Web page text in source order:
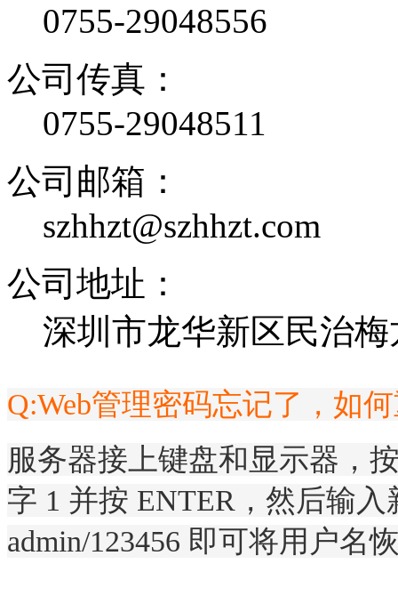
0755-29048556
公司传真：
0755-29048511
公司邮箱：
szhhzt@szhhzt.com
公司地址：
深圳市龙华新区民治
Q:Web管理密码忘记了，如
服务器接上键盘和显示器，
字 1 并按 ENTER，然后输
admin/123456 即可将用户名